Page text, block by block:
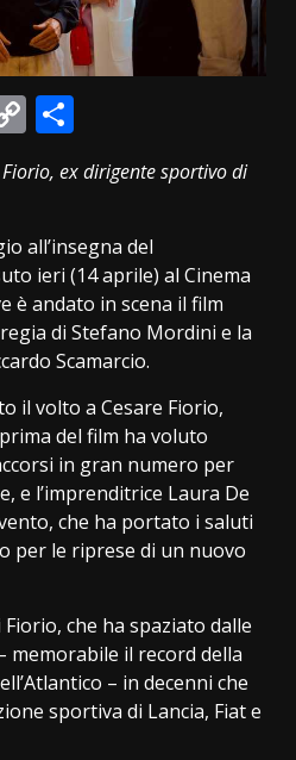
Copy
Link
Fiorio, ex dirigente sportivo di
all’insegna del
ieri (14 aprile) al Cinema
è andato in scena il film
di Stefano Mordini e la
Scamarcio.
il volto a Cesare Fiorio,
del film ha voluto
in gran numero per
e l’imprenditrice Laura De
che ha portato i saluti
per le riprese di un nuovo
che ha spaziato dalle
memorabile il record della
– in decenni che
sportiva di Lancia, Fiat e